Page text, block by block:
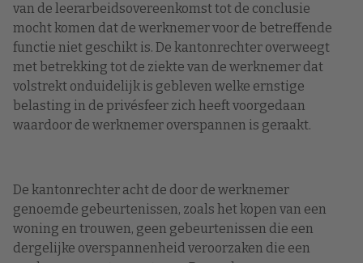
van de leerarbeidsovereenkomst tot de conclusie
mocht komen dat de werknemer voor de betreffende
functie niet geschikt is. De kantonrechter overweegt
met betrekking tot de ziekte van de werknemer dat
volstrekt onduidelijk is gebleven welke ernstige
belasting in de privésfeer zich heeft voorgedaan
waardoor de werknemer overspannen is geraakt.
De kantonrechter acht de door de werknemer
genoemde gebeurtenissen, zoals het kopen van een
woning en trouwen, geen gebeurtenissen die een
dergelijke overspannenheid veroorzaken die een